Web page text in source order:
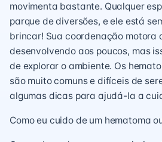
movimenta bastante. Qualquer
parque de diversões, e ele está
brincar! Sua coordenação motora
desenvolvendo aos poucos, mas
de explorar o ambiente. Os
são muito comuns e difíceis de
algumas dicas para ajudá-la a
Como eu cuido de um hematoma